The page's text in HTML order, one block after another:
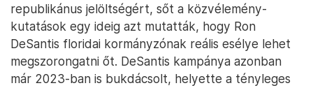
republikánus jelöltségért, sőt a közvélemény-
kutatások egy ideig azt mutatták, hogy Ron
DeSantis floridai kormányzónak reális esélye lehet
megszorongatni őt. DeSantis kampánya azonban
már 2023-ban is bukdácsolt, helyette a tényleges